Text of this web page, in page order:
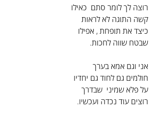
רוצה לך לומר סתם  כאילו
קשה התוגה לא לראות
כיצד את תופחת , אפילו
שבטח שווה לחכות.
אני וגם אמא בערך
חולמים גם לחוד גם יחדיו
על פלא שמיני  שבדרך
רוצים עוד נכדה ועכשיו.